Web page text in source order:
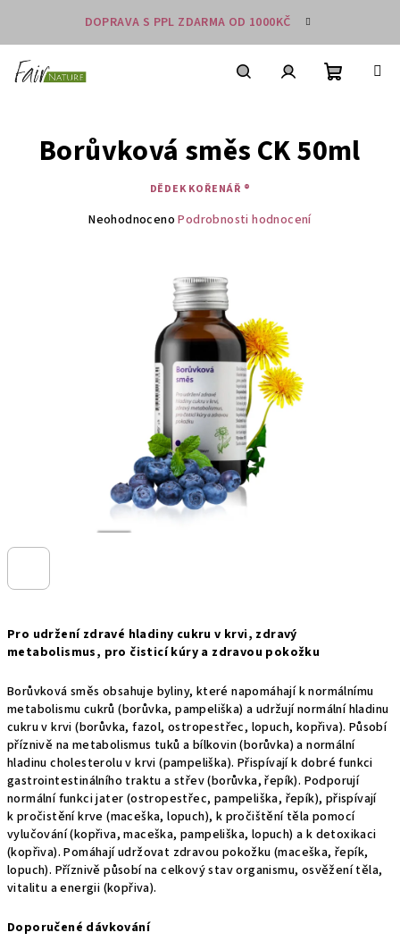
obsah
DOPRAVA S PPL ZDARMA OD 1000KČ
Nákupní
Pro udržení zdravé hladiny cukru v krvi, zdravý
metabolismus, pro čisticí kúry a zdravou pokožku
Borůvková směs obsahuje byliny, které napomáhají k normálnímu
metabolismu cukrů (borůvka, pampeliška) a udržují normální hladinu
cukru v krvi (borůvka, fazol, ostropestřec, lopuch, kopřiva). Působí
příznivě na metabolismus tuků a bílkovin (borůvka) a normální
hladinu cholesterolu v krvi (pampeliška). Přispívají k dobré funkci
gastrointestinálního traktu a střev (borůvka, řepík). Podporují
normální funkci jater (ostropestřec, pampeliška, řepík), přispívají
k pročistění krve (maceška, lopuch), k pročištění těla pomocí
vylučování (kopřiva, maceška, pampeliška, lopuch) a k detoxikaci
(kopřiva). Pomáhají udržovat zdravou pokožku (maceška, řepík,
lopuch). Příznivě působí na celkový stav organismu, osvěžení těla,
vitalitu a energii (kopřiva).
Doporučené dávkování
Borůvková směs CK 50ml
DĚDEK KOŘENÁŘ ®
Průměrné
Neohodnoceno Podrobnosti hodnocení